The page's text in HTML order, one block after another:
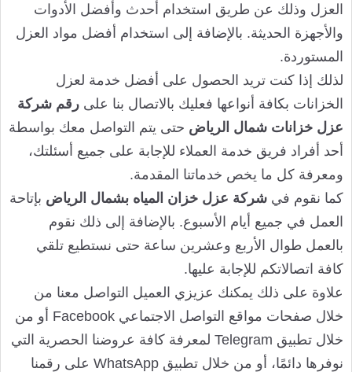
العزل وذلك عن طريق استخدام أحدث وأفضل الأدوات
والأجهزة الحديثة. بالإضافة إلى استخدام أفضل مواد العزل
المستوردة.
لذلك إذا كنت تريد الحصول على أفضل خدمة لعزل
الخزانات بكافة أنواعها فعليك بالاتصال بنا على رقم شركة
عزل خزانات شمال الرياض حتى يتم التواصل معك بواسطة
أحد أفراد فريق خدمة العملاء للإجابة على جميع أسئلتك،
ومعرفة كل ما يخص خدماتنا المقدمة.
كما نقوم في شركة عزل خزان المياه بشمال الرياض بإتاحة
العمل في جميع أيام الأسبوع. بالإضافة إلى ذلك نقوم
بالعمل طوال الأربع وعشرين ساعة حتى نستطيع تلقي
كافة اتصالاتكم للإجابة عليها.
علاوة على ذلك يمكنك عزيزي العميل التواصل معنا من
خلال صفحات مواقع التواصل الاجتماعي Facebook أو من
خلال تطبيق Telegram لمعرفة كافة عروضنا الحصرية التي
نوفرها دائمًا، أو من خلال تطبيق WhatsApp على رقمنا